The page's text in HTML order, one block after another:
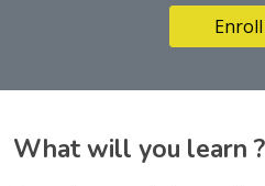
What will you learn ?